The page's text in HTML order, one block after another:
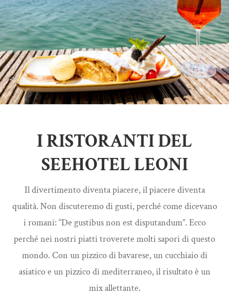
I RISTORANTI DEL
SEEHOTEL LEONI
Il divertimento diventa piacere, il piacere diventa
qualità. Non discuteremo di gusti, perché come dicevano
i romani: “De gustibus non est disputandum”. Ecco
perché nei nostri piatti troverete molti sapori di questo
mondo. Con un pizzico di bavarese, un cucchiaio di
asiatico e un pizzico di mediterraneo, il risultato è un
mix allettante.